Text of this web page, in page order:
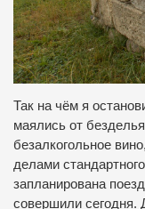
Так на чём я
маялись от
безалкогольное
делами
запланирована
совершили сегодня.